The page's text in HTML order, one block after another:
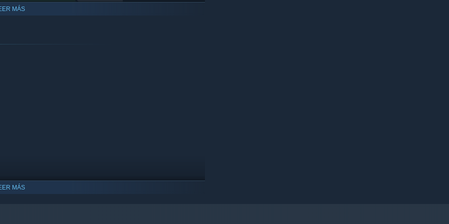
instead of memorizing levels
MÁS
MÁS